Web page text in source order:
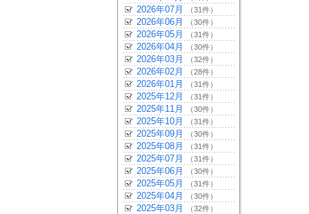
2026年07月 （31件）
2026年06月 （30件）
2026年05月 （31件）
2026年04月 （30件）
2026年03月 （32件）
2026年02月 （28件）
2026年01月 （31件）
2025年12月 （31件）
2025年11月 （30件）
2025年10月 （31件）
2025年09月 （30件）
2025年08月 （31件）
2025年07月 （31件）
2025年06月 （30件）
2025年05月 （31件）
2025年04月 （30件）
2025年03月 （32件）